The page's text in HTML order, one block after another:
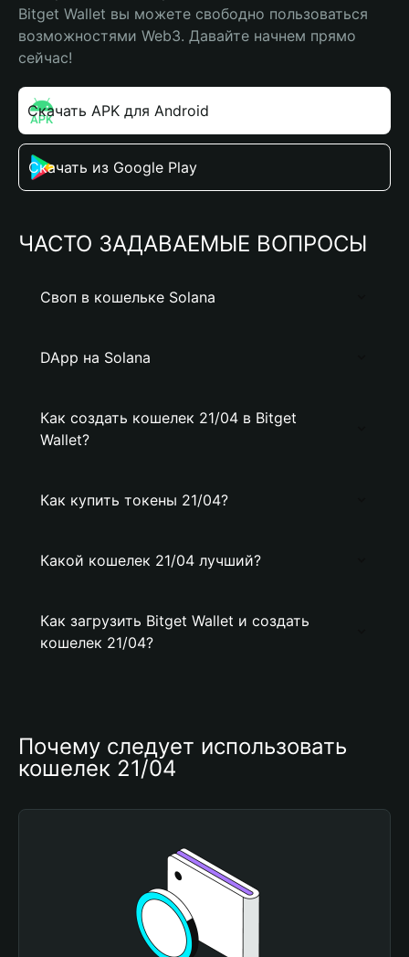
Bitget Wallet вы можете свободно пользоваться
возможностями Web3. Давайте начнем прямо
сейчас!
Скачать APK для Android
Скачать из Google Play
ЧАСТО ЗАДАВАЕМЫЕ ВОПРОСЫ
Своп в кошельке Solana
DApp на Solana
Как создать кошелек 21/04 в Bitget
Wallet?
Как купить токены 21/04?
Какой кошелек 21/04 лучший?
Как загрузить Bitget Wallet и создать
кошелек 21/04?
Почему следует использовать
кошелек 21/04